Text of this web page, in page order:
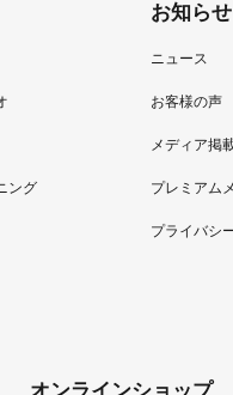
ング
お知らせ
ニュース
お客様の声
メディア掲
プレミアム
プライバシ